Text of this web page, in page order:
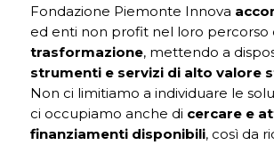
Fondazione Piemonte Innova
ed enti non profit nel loro percorso
trasformazione, mettendo a
strumenti e servizi di alto valore
Non ci limitiamo a individuare le
ci occupiamo anche di cercare e
finanziamenti disponibili, così da